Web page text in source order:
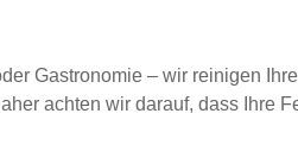
Gastronomie – wir reinigen Ihre
achten wir darauf, dass Ihre